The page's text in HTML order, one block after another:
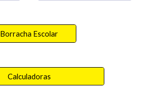
Borracha Escolar
Calculadoras